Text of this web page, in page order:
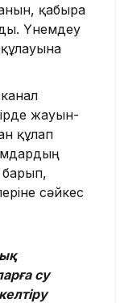
қабырға
Үнемдеу
жауын-
құлап
барып,
сәйкес
су